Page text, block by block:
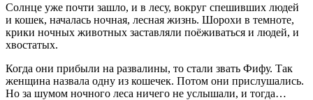
Солнце уже почти зашло, и в лесу, вокруг спешивших людей
и кошек, началась ночная, лесная жизнь. Шорохи в темноте,
крики ночных животных заставляли поёживаться и людей, и
хвостатых.
Когда они прибыли на развалины, то стали звать Фифу. Так
женщина назвала одну из кошечек. Потом они прислушались.
Но за шумом ночного леса ничего не услышали, и тогда…